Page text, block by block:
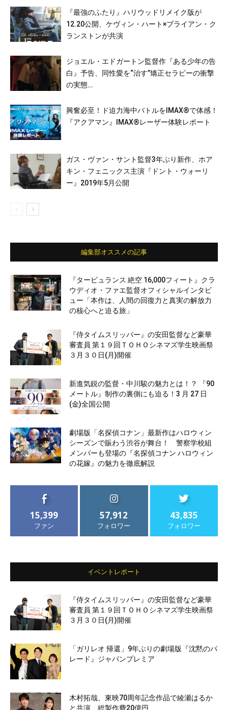
『最強のふたり』ハリウッドリメイク版が
12.20公開、ケヴィン・ハート×ブライアン・ク
ランストンが共演
ジョエル・エドガートン監督作『ある少年の告
白』予告、同性愛を“治す”矯正セラピーの衝撃
の実態…
興奮必至！ド迫力海中バトルをIMAX®で体感！
『アクアマン』IMAX®レーザー体験レポート
ガス・ヴァン・サント監督3年ぶり新作、ホア
キン・フェニックス主演『ドント・ウォーリ
ー』2019年5月公開
編集部オススメの記事
『タービュランス 絶空 16,000フィート』クラ
ウディオ・ファエ監督オフィシャルインタビ
ュー「本作は、人間の回復力と真実の解放力
の核心へと迫る旅」
『侍タイムスリッパー』の安田監督など豪華
審査員 第１９回ＴＯＨＯシネマズ学生映画祭
３月３０日(月)開催
新進気鋭の監督・中川駿の魅力とは！？ 『90
メートル』制作の裏側にも迫る！3 月 27 日
(金)全国公開
劇場版「名探偵コナン」最新作はハロウィン
シーズンで賑わう渋谷が舞台！ 警察学校組
メンバーも登場の『名探偵コナン ハロウィン
の花嫁』の魅力を徹底解説
15,399
ファン
57,912
フォロワー
43,835
フォロワー
イベントレポート
『侍タイムスリッパー』の安田監督など豪華
審査員 第１９回ＴＯＨＯシネマズ学生映画祭
３月３０日(月)開催
「ガリレオ 帰還」9年ぶりの劇場版『沈黙のパ
レード』ジャパンプレミア
木村拓哉、東映70周年記念作品で綾瀬はるか
と共演 総製作費20億円